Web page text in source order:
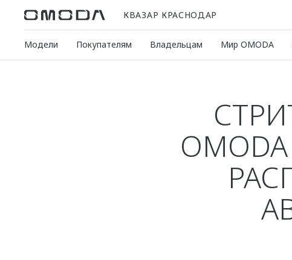
КВАЗАР КРАСНОДАР
Модели Покупателям Владельцам Мир OMODA